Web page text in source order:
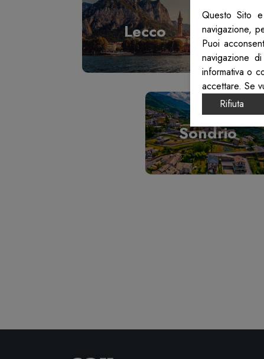
Lecco
Sondrio
Questo Sito
navigazione,
Puoi
navigazione
informativa o
accettare. Se
Rifiuta